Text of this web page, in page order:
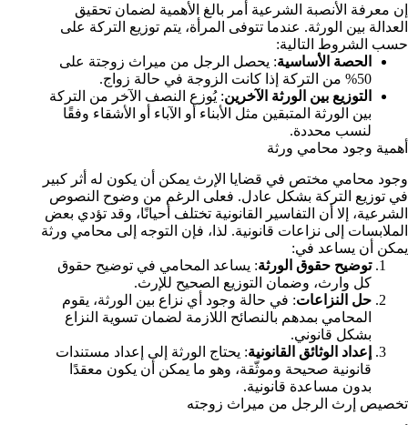
إن معرفة الأنصبة الشرعية أمر بالغ الأهمية لضمان تحقيق
العدالة بين الورثة. عندما تتوفى المرأة، يتم توزيع التركة على
حسب الشروط التالية:
الحصة الأساسية: يحصل الرجل من ميراث زوجتة على
50% من التركة إذا كانت الزوجة في حالة زواج.
التوزيع بين الورثة الآخرين: يُوزع النصف الآخر من التركة
بين الورثة المتبقين مثل الأبناء أو الآباء أو الأشقاء وفقًا
لنسب محددة.
أهمية وجود محامي ورثة
وجود محامي مختص في قضايا الإرث يمكن أن يكون له أثر كبير
في توزيع التركة بشكل عادل. فعلى الرغم من وضوح النصوص
الشرعية، إلا أن التفاسير القانونية تختلف أحيانًا، وقد تؤدي بعض
الملابسات إلى نزاعات قانونية. لذا، فإن التوجه إلى محامي ورثة
يمكن أن يساعد في:
توضيح حقوق الورثة: يساعد المحامي في توضيح حقوق
كل وارث، وضمان التوزيع الصحيح للإرث.
حل النزاعات: في حالة وجود أي نزاع بين الورثة، يقوم
المحامي بمدهم بالنصائح اللازمة لضمان تسوية النزاع
بشكل قانوني.
إعداد الوثائق القانونية: يحتاج الورثة إلى إعداد مستندات
قانونية صحيحة وموثّقة، وهو ما يمكن أن يكون معقدًا
بدون مساعدة قانونية.
تخصيص إرث الرجل من ميراث زوجته